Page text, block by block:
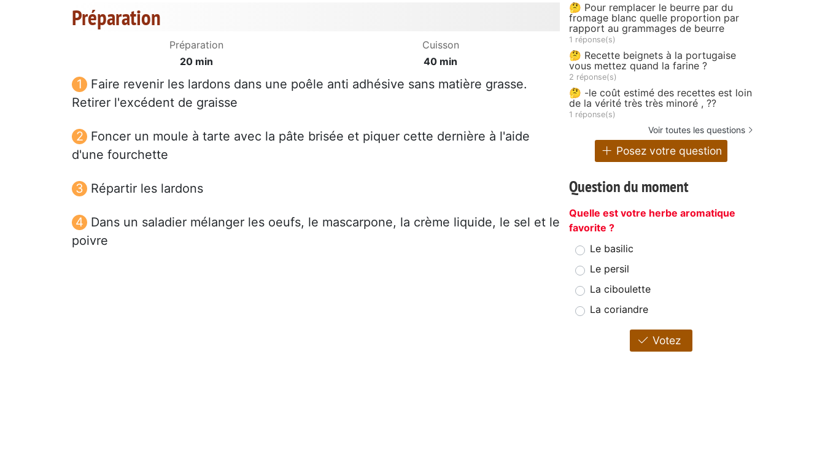
Préparation
Préparation
20 min
Cuisson
40 min
Faire revenir les lardons dans une poêle anti adhésive sans matière grasse.
Retirer l'excédent de graisse
Foncer un moule à tarte avec la pâte brisée et piquer cette dernière à l'aide
d'une fourchette
Répartir les lardons
Dans un saladier mélanger les oeufs, le mascarpone, la crème liquide, le sel et le
poivre
🤔 Pour remplacer le beurre par du
fromage blanc quelle proportion par
rapport au grammages de beurre
1 réponse(s)
🤔 Recette beignets à la portugaise
vous mettez quand la farine ?
2 réponse(s)
🤔 -le coût estimé des recettes est loin
de la vérité très très minoré , ??
1 réponse(s)
Voir toutes les questions
Posez votre question
Question du moment
Quelle est votre herbe aromatique
favorite ?
Le basilic
Le persil
La ciboulette
La coriandre
Votez